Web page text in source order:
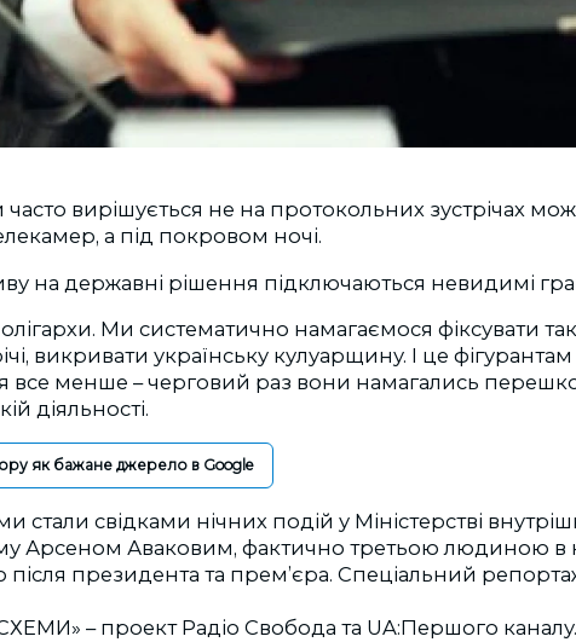
вирішується не на протокольних зустрічах
а під покровом ночі.
на державні рішення підключаються невидимі
Ми систематично намагаємося фіксувати
викривати українську кулуарщину. І це
все менше – черговий раз вони намагались
діяльності.
як бажане джерело в Google
стали свідками нічних подій у Міністерстві
Арсеном Аваковим, фактично третьою людиною в
після президента та прем’єра. Спеціальний
– проект Радіо Свобода та UA:Першого каналу.